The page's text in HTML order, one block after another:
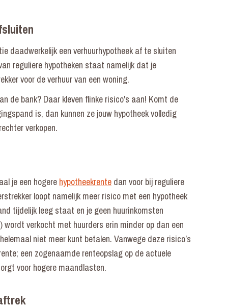
daadwerkelijk een verhuurhypotheek af te sluiten
reguliere hypotheken staat namelijk dat je
voor de verhuur van een woning.
de bank? Daar kleven flinke risico's aan! Komt de
is, dan kunnen ze jouw hypotheek volledig
verkopen.
je een hogere hypotheekrente dan voor bij reguliere
loopt namelijk meer risico met een hypotheek
tijdelijk leeg staat en je geen huurinkomsten
verkocht met huurders erin minder op dan een
niet meer kunt betalen. Vanwege deze risico’s
een zogenaamde renteopslag op de actuele
voor hogere maandlasten.